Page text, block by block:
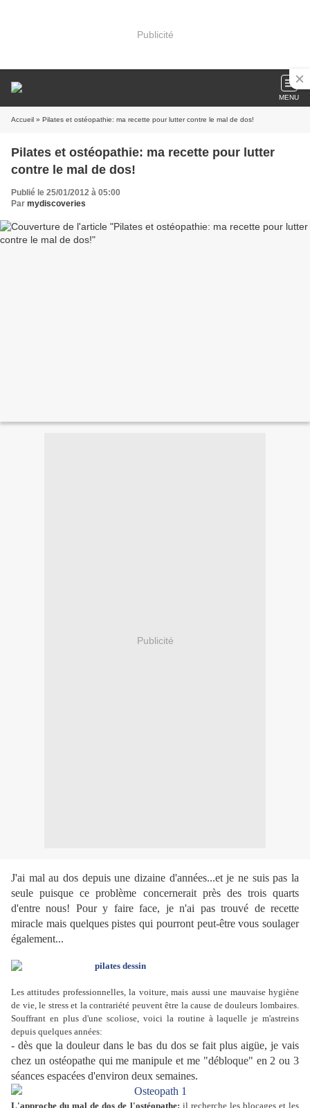
Publicité
MENU
Accueil » Pilates et ostéopathie: ma recette pour lutter contre le mal de dos!
Pilates et ostéopathie: ma recette pour lutter
contre le mal de dos!
Publié le 25/01/2012 à 05:00
Par mydiscoveries
Publicité
J'ai mal au dos depuis une dizaine d'années...et je ne suis pas la
seule puisque ce problème concernerait près des trois quarts
d'entre nous! Pour y faire face, je n'ai pas trouvé de recette
miracle mais quelques pistes qui pourront peut-être vous soulager
également...
Les attitudes professionnelles, la voiture, mais aussi une mauvaise hygiène
de vie, le stress et la contrariété peuvent être la cause de douleurs lombaires.
Souffrant en plus d'une scoliose, voici la routine à laquelle je m'astreins
depuis quelques années:
- dès que la douleur dans le bas du dos se fait plus aigüe, je vais
chez un ostéopathe qui me manipule et me "débloque" en 2 ou 3
séances espacées d'environ deux semaines.
L'approche du mal de dos de l'ostéopathe: il recherche les blocages et les